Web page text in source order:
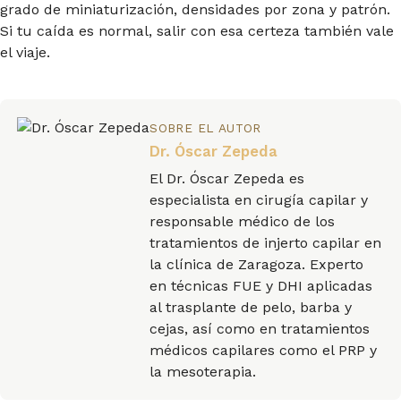
grado de miniaturización, densidades por zona y patrón.
Si tu caída es normal, salir con esa certeza también vale
el viaje.
SOBRE EL AUTOR
Dr. Óscar Zepeda
El Dr. Óscar Zepeda es
especialista en cirugía capilar y
responsable médico de los
tratamientos de injerto capilar en
la clínica de Zaragoza. Experto
en técnicas FUE y DHI aplicadas
al trasplante de pelo, barba y
cejas, así como en tratamientos
médicos capilares como el PRP y
la mesoterapia.